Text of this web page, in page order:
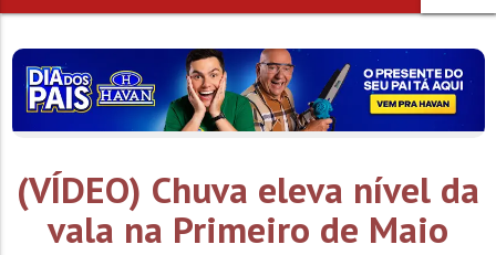
(VÍDEO) Chuva eleva nível da
vala na Primeiro de Maio